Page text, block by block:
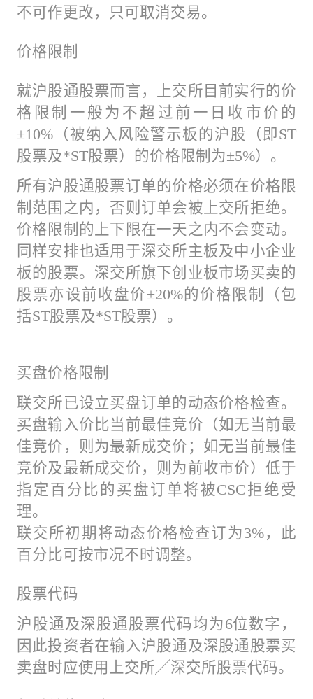
不可作更改，只可取消交易。
价格限制
就沪股通股票而言，上交所目前实行的价
格限制一般为不超过前一日收市价的
±10%（被纳入风险警示板的沪股（即ST
股票及*ST股票）的价格限制为±5%）。
所有沪股通股票订单的价格必须在价格限
制范围之内，否则订单会被上交所拒绝。
价格限制的上下限在一天之内不会变动。
同样安排也适用于深交所主板及中小企业
板的股票。深交所旗下创业板市场买卖的
股票亦设前收盘价±20%的价格限制（包
括ST股票及*ST股票）。
买盘价格限制
联交所已设立买盘订单的动态价格检查。
买盘输入价比当前最佳竞价（如无当前最
佳竞价，则为最新成交价；如无当前最佳
竞价及最新成交价，则为前收市价）低于
指定百分比的买盘订单将被CSC拒绝受
理。
联交所初期将动态价格检查订为3%，此
百分比可按市况不时调整。
股票代码
沪股通及深股通股票代码均为6位数字，
因此投资者在输入沪股通及深股通股票买
卖盘时应使用上交所╱深交所股票代码。